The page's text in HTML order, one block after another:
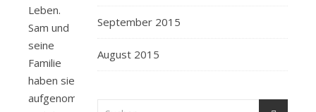
Leben.
Sam und
seine
Familie
haben sie
aufgenommen
September 2015
August 2015